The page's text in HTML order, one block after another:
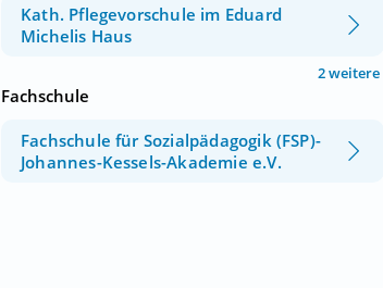
Kath. Pflegevorschule im Eduard
Michelis Haus
2 weitere
Fachschule
Fachschule für Sozialpädagogik (FSP)-
Johannes-Kessels-Akademie e.V.